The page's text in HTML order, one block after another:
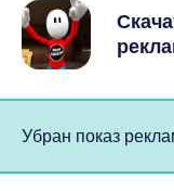
Убран показ